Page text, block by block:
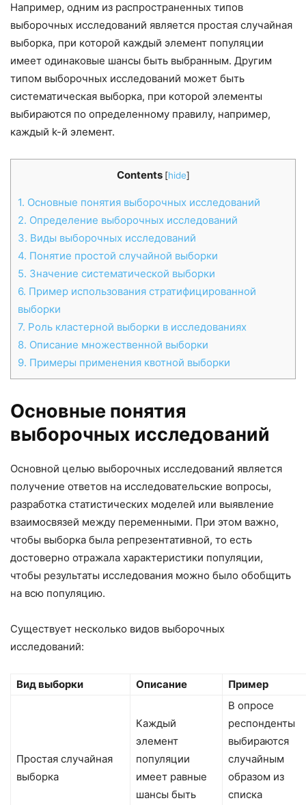
Например, одним из распространенных типов
выборочных исследований является простая случайная
выборка, при которой каждый элемент популяции
имеет одинаковые шансы быть выбранным. Другим
типом выборочных исследований может быть
систематическая выборка, при которой элементы
выбираются по определенному правилу, например,
каждый k-й элемент.
Contents [hide]
1. Основные понятия выборочных исследований
2. Определение выборочных исследований
3. Виды выборочных исследований
4. Понятие простой случайной выборки
5. Значение систематической выборки
6. Пример использования стратифицированной
выборки
7. Роль кластерной выборки в исследованиях
8. Описание множественной выборки
9. Примеры применения квотной выборки
Основные понятия
выборочных исследований
Основной целью выборочных исследований является
получение ответов на исследовательские вопросы,
разработка статистических моделей или выявление
взаимосвязей между переменными. При этом важно,
чтобы выборка была репрезентативной, то есть
достоверно отражала характеристики популяции,
чтобы результаты исследования можно было обобщить
на всю популяцию.
Существует несколько видов выборочных
исследований:
Вид выборки Описание Пример
Простая случайная
выборка
Каждый
элемент
популяции
имеет равные
шансы быть
В опросе
респонденты
выбираются
случайным
образом из
списка